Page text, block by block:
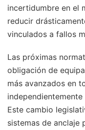
incertidumbre en el
reducir
vinculados a fallos
Las próximas
obligación de
más avanzados en
Este cambio
sistemas de anclaje